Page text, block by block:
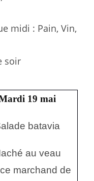
midi : Pain, Vin,
soir
19 mai
batavia
au veau
marchand de